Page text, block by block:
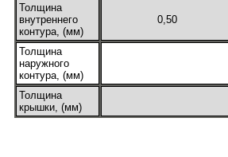
Толщина
внутреннего
контура, (мм)
0,50
Толщина
наружного
контура, (мм)
Толщина
крышки, (мм)